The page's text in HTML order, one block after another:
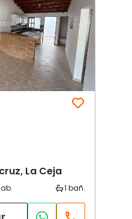
La Ceja